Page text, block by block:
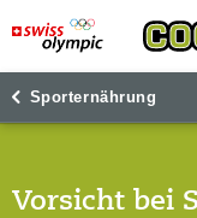
Sporternährung
Vorsicht bei